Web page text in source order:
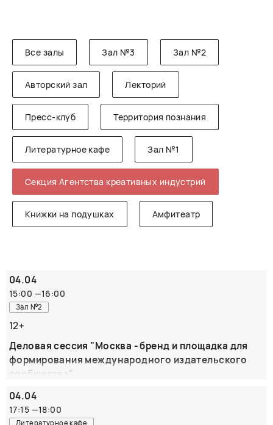
Все залы Зал №3 Зал №2
Авторский зал Лекторий
Пресс-клуб Территория познания
Литературное кафе Зал №1
Секция Агентства креативных индустрий
Книжки на подушках Амфитеатр
04.04
15:00 —16:00
Зал №2
12+
Деловая сессия "Москва - бренд и площадка для
формирования международного издательского
сообщества"
креативных индустрий; Евгений Резниченко, директор Института
перевода ; Александр Филиппов-Чехов, переводчик, издатель,
куратор переводческих резиденций Дома творчества
04.04
17:15 —18:00
Литературное кафе